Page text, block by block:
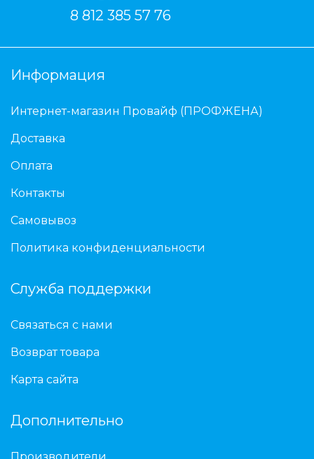
8 812 385 57 76
Информация
Интернет-магазин Провайф (ПРОФЖЕНА)
Доставка
Оплата
Контакты
Самовывоз
Политика конфиденциальности
Служба поддержки
Связаться с нами
Возврат товара
Карта сайта
Дополнительно